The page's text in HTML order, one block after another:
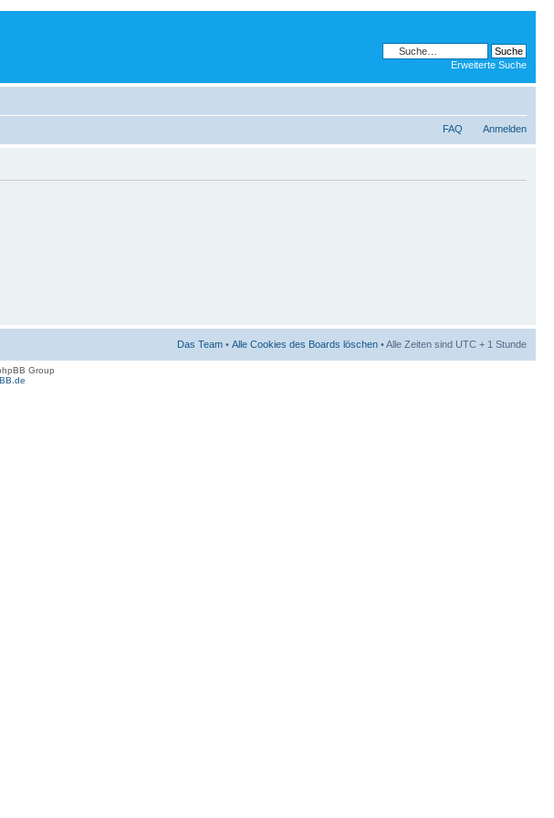
Erweiterte Suche
FAQ Anmelden
Das Team • Alle Cookies des Boards löschen • Alle Zeiten sind UTC + 1 Stunde
Group